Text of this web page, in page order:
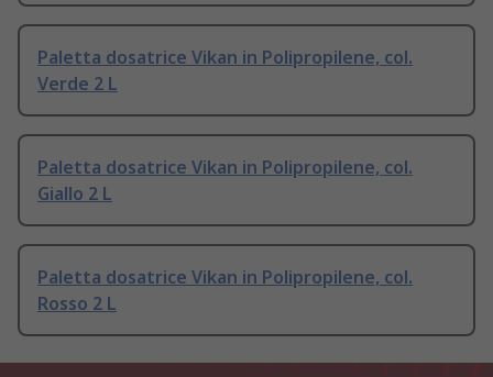
Paletta dosatrice Vikan in Polipropilene, col.
Verde 2 L
Paletta dosatrice Vikan in Polipropilene, col.
Giallo 2 L
Paletta dosatrice Vikan in Polipropilene, col.
Rosso 2 L